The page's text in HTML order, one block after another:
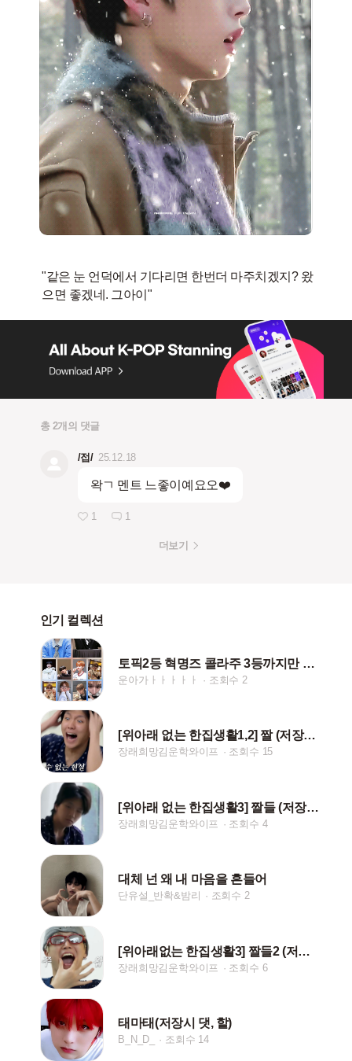
"같은 눈 언덕에서 기다리면 한번더 마주치겠지? 왔
총 2개의 댓글
/접/ 25.12.18
왁ㄱ 멘트 느좋이예요오❤️
1 1
더보기
인기 컬렉션
토픽2등 혁명즈 콜라주 3등까지만 올릴게요
운아가ㅏㅏㅏㅏㅏ 조회수 2
[위아래 없는 한집생활1,2] 짤 (저장시 핱/댓)
장래희망김운학와이프 조회수 15
[위아래 없는 한집생활3] 짤들 (저장시 핱/댓)
장래희망김운학와이프 조회수 4
대체 넌 왜 내 마음을 흔들어
단유설_반확&밤리 조회수 2
[위아래없는 한집생활3] 짤들2 (저장시 핱/댓)
장래희망김운학와이프 조회수 6
태마태(저장시 댓, 핱)
B_N_D_ 조회수 14